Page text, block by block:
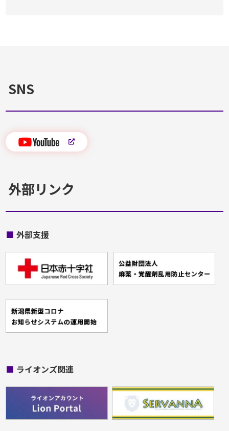
SNS
外部リンク
■ 外部支援
■ ライオンズ関連